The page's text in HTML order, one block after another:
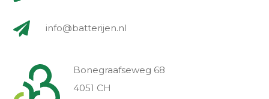
info@batterijen.nl
Bonegraafseweg 68
4051 CH